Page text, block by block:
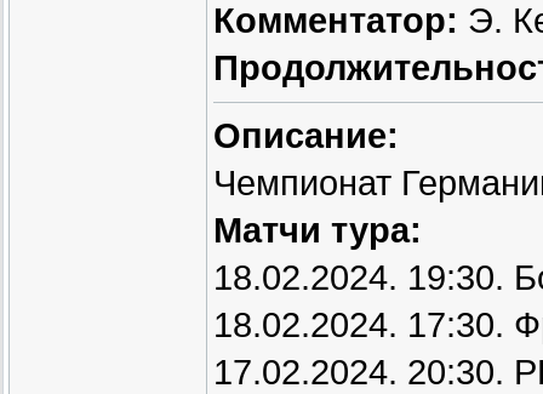
Комментатор: Э.
Описание:
Чемпионат
Матчи тура:
18.02.2024. 19:30.
18.02.2024. 17:30.
17.02.2024. 20:30.